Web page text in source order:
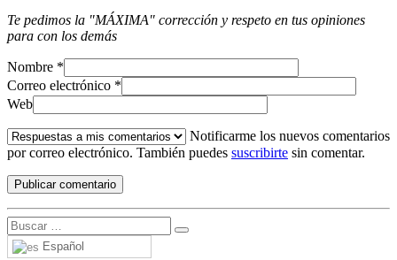
Te pedimos la "MÁXIMA" corrección y respeto en tus opiniones
para con los demás
Nombre *
Correo electrónico *
Web
Notificarme los nuevos comentarios
por correo electrónico. También puedes suscribirte sin comentar.
Español